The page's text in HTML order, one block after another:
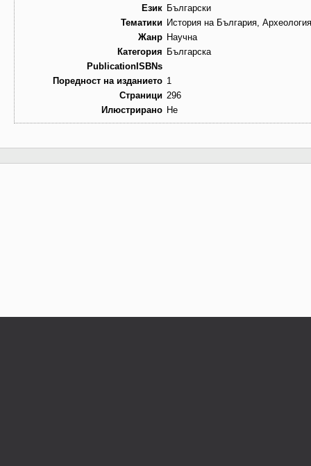
Език Български
Тематики История на България, Археология
Жанр Научна
Категория Българска
PublicationISBNs
Поредност на изданието 1
Страници 296
Илюстрирано Не